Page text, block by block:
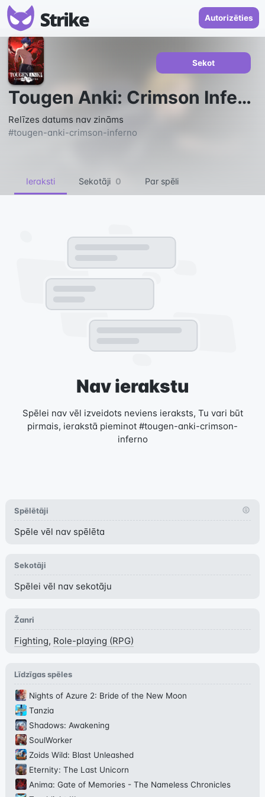
Autorizēties
Tougen Anki: Crimson Inferno
Relīzes datums nav zināms
#tougen-anki-crimson-inferno
Sekot
Ieraksti Sekotāji 0 Par spēli
Nav ierakstu
Spēlei nav vēl izveidots neviens ieraksts, Tu vari būt
pirmais, ierakstā pieminot #tougen-anki-crimson-
inferno
Spēlētāji
Spēle vēl nav spēlēta
Sekotāji
Spēlei vēl nav sekotāju
Žanri
Fighting, Role-playing (RPG)
Līdzīgas spēles
Nights of Azure 2: Bride of the New Moon
Tanzia
Shadows: Awakening
SoulWorker
Zoids Wild: Blast Unleashed
Eternity: The Last Unicorn
Anima: Gate of Memories - The Nameless Chronicles